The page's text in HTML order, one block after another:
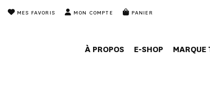
MES FAVORIS MON COMPTE PANIER
À PROPOS E-SHOP MARQUE